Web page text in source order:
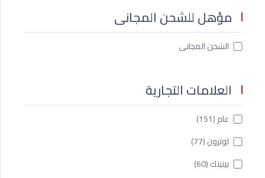
مؤهل للشحن المجانى
الشحن المجانى
العلامات التجارية
عام(151)
لوترون(77)
بينيتك(60)